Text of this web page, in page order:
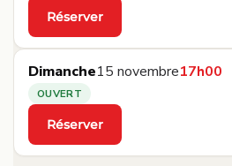
Réserver
·
Dimanche15 novembre17h00
OUVERT
Réserver
·